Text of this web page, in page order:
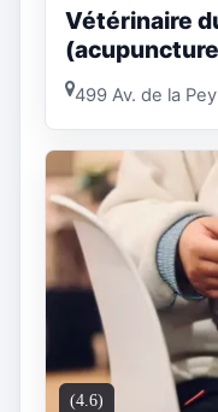
Vétérinaire
499 Av. de la
(4.6)